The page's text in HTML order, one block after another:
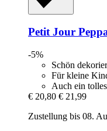
Petit Jour
-5%
Schön
Für kleine
Auch ein
€ 20,80 € 21,99
Zustellung bis 08.